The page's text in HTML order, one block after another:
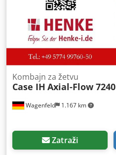
Wagenfeld 1.167 km
Kombajn za žetvu
Case IH Axial-Flow 7240
Zatraži